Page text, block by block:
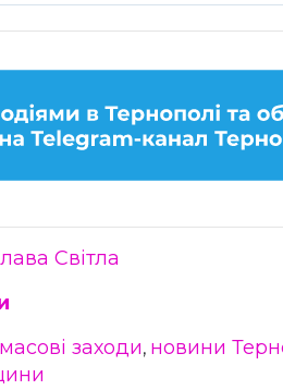
Світла
масові заходи, новини